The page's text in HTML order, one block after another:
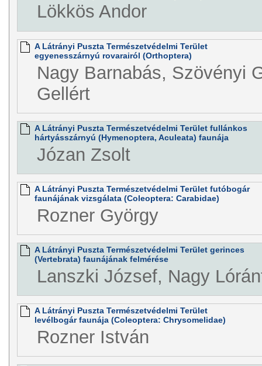
Lökkös Andor
A Látrányi Puszta Természetvédelmi Terület
egyenesszárnyú rovarairól (Orthoptera)
Nagy Barnabás, Szövényi
Gellért
A Látrányi Puszta Természetvédelmi Terület fullánkos
hártyásszárnyú (Hymenoptera, Aculeata) faunája
Józan Zsolt
A Látrányi Puszta Természetvédelmi Terület futóbogár
faunájának vizsgálata (Coleoptera: Carabidae)
Rozner György
A Látrányi Puszta Természetvédelmi Terület gerinces
(Vertebrata) faunájának felmérése
Lanszki József, Nagy
A Látrányi Puszta Természetvédelmi Terület
levélbogár faunája (Coleoptera: Chrysomelidae)
Rozner István